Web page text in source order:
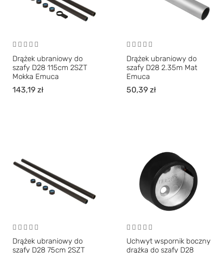
Drążek ubraniowy do
szafy D28 115cm 2SZT
Mokka Emuca
143,19 zł
Drążek ubraniowy do
szafy D28 2.35m Mat
Emuca
50,39 zł
Drążek ubraniowy do
szafy D28 75cm 2SZT
Uchwyt wspornik boczny
drążka do szafy D28